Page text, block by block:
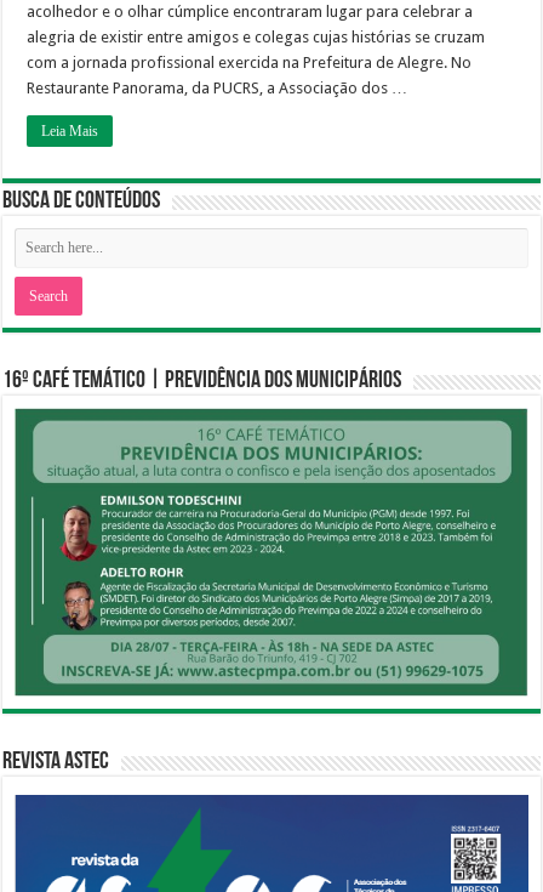
acolhedor e o olhar cúmplice encontraram lugar para celebrar a
alegria de existir entre amigos e colegas cujas histórias se cruzam
com a jornada profissional exercida na Prefeitura de Alegre. No
Restaurante Panorama, da PUCRS, a Associação dos …
Leia Mais
Busca de Conteúdos
16º CAFÉ TEMÁTICO | PREVIDÊNCIA DOS MUNICIPÁRIOS
Revista Astec